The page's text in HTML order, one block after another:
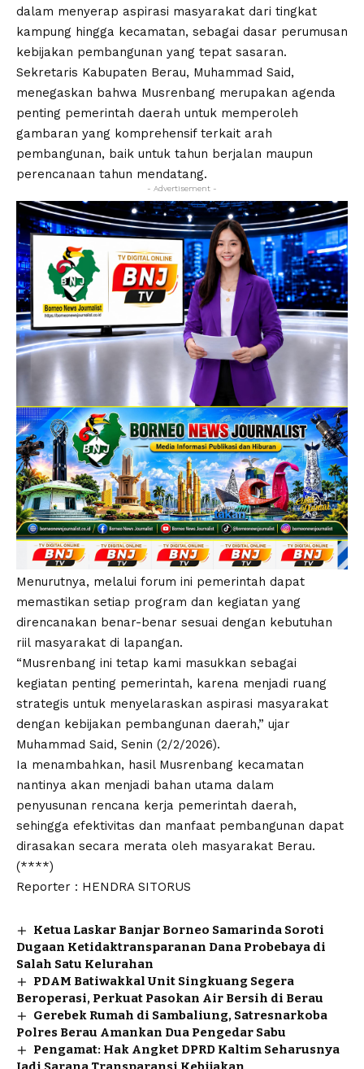
dalam menyerap aspirasi masyarakat dari tingkat
kampung hingga kecamatan, sebagai dasar perumusan
kebijakan pembangunan yang tepat sasaran.
Sekretaris Kabupaten Berau, Muhammad Said,
menegaskan bahwa Musrenbang merupakan agenda
penting pemerintah daerah untuk memperoleh
gambaran yang komprehensif terkait arah
pembangunan, baik untuk tahun berjalan maupun
perencanaan tahun mendatang.
- Advertisement -
Menurutnya, melalui forum ini pemerintah dapat
memastikan setiap program dan kegiatan yang
direncanakan benar-benar sesuai dengan kebutuhan
riil masyarakat di lapangan.
“Musrenbang ini tetap kami masukkan sebagai
kegiatan penting pemerintah, karena menjadi ruang
strategis untuk menyelaraskan aspirasi masyarakat
dengan kebijakan pembangunan daerah,” ujar
Muhammad Said, Senin (2/2/2026).
Ia menambahkan, hasil Musrenbang kecamatan
nantinya akan menjadi bahan utama dalam
penyusunan rencana kerja pemerintah daerah,
sehingga efektivitas dan manfaat pembangunan dapat
dirasakan secara merata oleh masyarakat Berau.
(****)
Reporter : HENDRA SITORUS
Ketua Laskar Banjar Borneo Samarinda Soroti
Dugaan Ketidaktransparanan Dana Probebaya di
Salah Satu Kelurahan
PDAM Batiwakkal Unit Singkuang Segera
Beroperasi, Perkuat Pasokan Air Bersih di Berau
Gerebek Rumah di Sambaliung, Satresnarkoba
Polres Berau Amankan Dua Pengedar Sabu
Pengamat: Hak Angket DPRD Kaltim Seharusnya